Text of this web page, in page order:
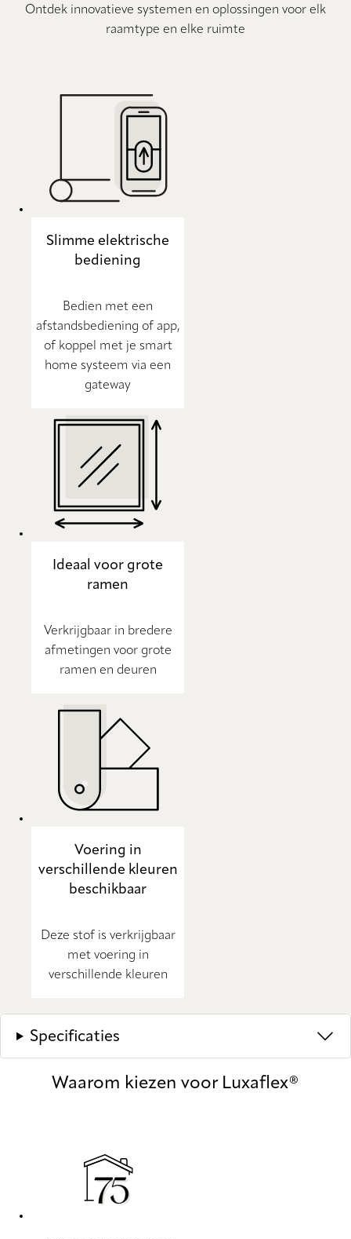
Ontdek innovatieve systemen en oplossingen voor elk
raamtype en elke ruimte
Slimme elektrische
bediening
Bedien met een
afstandsbediening of app,
of koppel met je smart
home systeem via een
gateway
Ideaal voor grote
ramen
Verkrijgbaar in bredere
afmetingen voor grote
ramen en deuren
Voering in
verschillende kleuren
beschikbaar
Deze stof is verkrijgbaar
met voering in
verschillende kleuren
Specificaties
Waarom kiezen voor Luxaflex®